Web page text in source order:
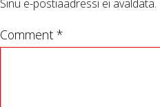
Sinu e-postiaadressi ei avaldata.
Comment *